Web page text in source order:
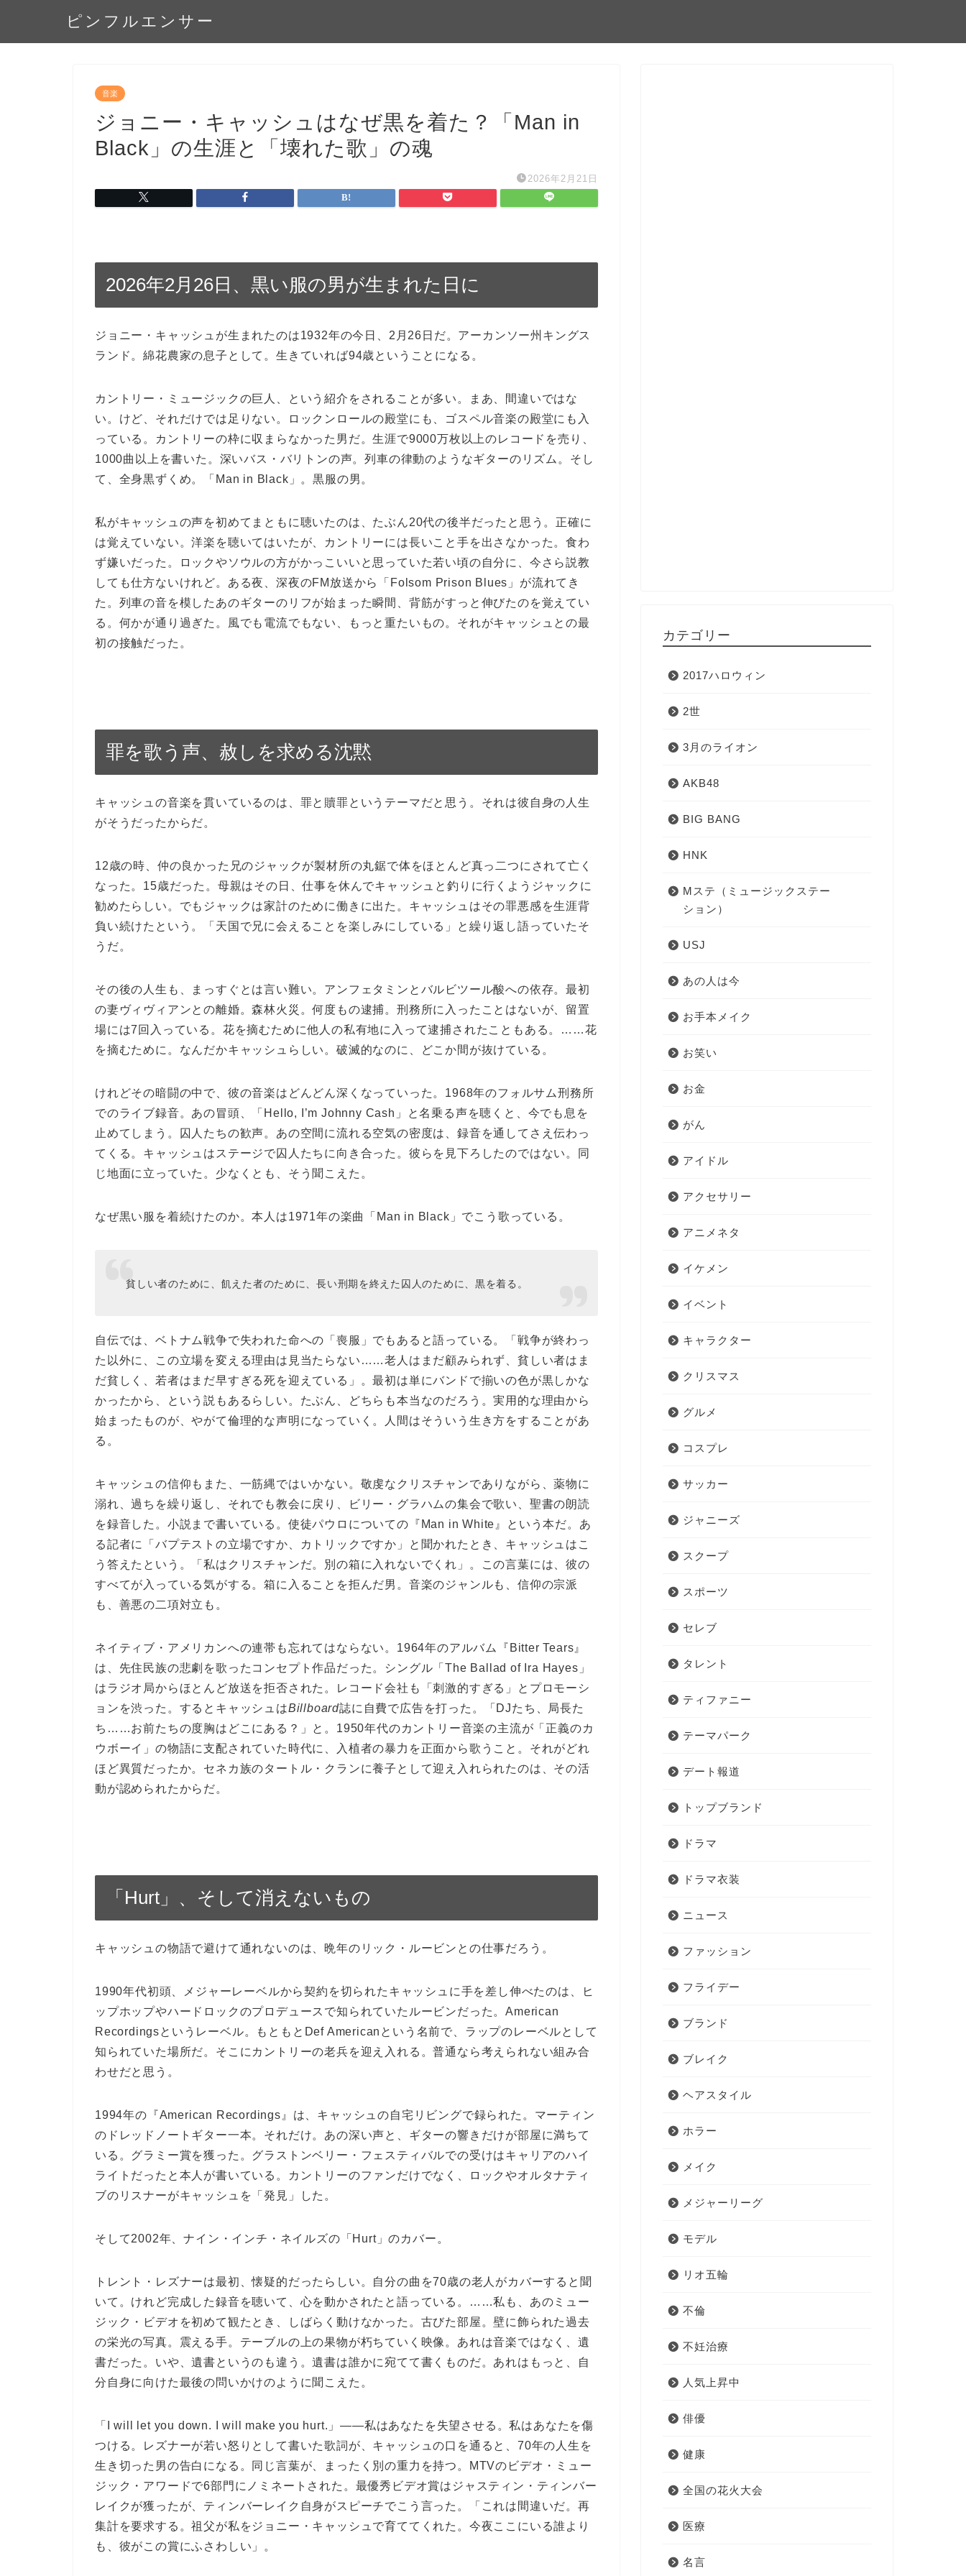
ピンフルエンサー
音楽
ジョニー・キャッシュはなぜ黒を着た？「Man in
Black」の生涯と「壊れた歌」の魂
2026年2月21日
2026年2月26日、黒い服の男が生まれた日に
ジョニー・キャッシュが生まれたのは1932年の今日、2月26日だ。アーカンソー州キングス
ランド。綿花農家の息子として。生きていれば94歳ということになる。
カントリー・ミュージックの巨人、という紹介をされることが多い。まあ、間違いではな
い。けど、それだけでは足りない。ロックンロールの殿堂にも、ゴスペル音楽の殿堂にも入
っている。カントリーの枠に収まらなかった男だ。生涯で9000万枚以上のレコードを売り、
1000曲以上を書いた。深いバス・バリトンの声。列車の律動のようなギターのリズム。そし
て、全身黒ずくめ。
「Man in Black」 。黒服の男。
私がキャッシュの声を初めてまともに聴いたのは、たぶん20代の後半だったと思う。正確に
は覚えていない。洋楽を聴いてはいたが、カントリーには長いこと手を出さなかった。食わ
ず嫌いだった。ロックやソウルの方がかっこいいと思っていた若い頃の自分に、今さら説教
しても仕方ないけれど。ある夜、深夜のFM放送から「Folsom Prison Blues」が流れてき
た。列車の音を模したあのギターのリフが始まった瞬間、背筋がすっと伸びたのを覚えてい
る。何かが通り過ぎた。風でも電流でもない、もっと重たいもの。それがキャッシュとの最
初の接触だった。
罪を歌う声、赦しを求める沈黙
キャッシュの音楽を貫いているのは、 罪と贖罪というテーマだと思う。それは彼自身の人生
がそうだったからだ。
12歳の時、仲の良かった兄のジャックが製材所の丸鋸で体をほとんど真っ二つにされて亡く
なった。15歳だった。母親はその日、仕事を休んでキャッシュと釣りに行くようジャックに
勧めたらしい。でもジャックは家計のために働きに出た。キャッシュはその罪悪感を生涯背
負い続けたという。「天国で兄に会えることを楽しみにしている」と繰り返し語っていたそ
うだ。
その後の人生も、まっすぐとは言い難い。アンフェタミンとバルビツール酸への依存。最初
の妻ヴィヴィアンとの離婚。森林火災。何度もの逮捕。刑務所に入ったことはないが、留置
場には7回入っている。花を摘むために他人の私有地に入って逮捕されたこともある。……花
を摘むために。なんだかキャッシュらしい。破滅的なのに、どこか間が抜けている。
けれどその暗闘の中で、彼の音楽はどんどん深くなっていった。1968年のフォルサム刑務所
でのライブ録音。あの冒頭、「Hello, I’m Johnny Cash」と名乗る声を聴くと、今でも息を
止めてしまう。囚人たちの歓声。あの空間に流れる空気の密度は、録音を通してさえ伝わっ
てくる。キャッシュはステージで囚人たちに向き合った。彼らを見下ろしたのではない。同
じ地面に立っていた。少なくとも、そう聞こえた。
なぜ黒い服を着続けたのか。本人は1971年の楽曲「Man in Black」でこう歌っている。
貧しい者のために、飢えた者のために、長い刑期を終えた囚人のために、黒を着る。
自伝では、ベトナム戦争で失われた命への「喪服」でもあると語っている。「戦争が終わっ
た以外に、この立場を変える理由は見当たらない……老人はまだ顧みられず、貧しい者はま
だ貧しく、若者はまだ早すぎる死を迎えている」。最初は単にバンドで揃いの色が黒しかな
かったから、という説もあるらしい。たぶん、どちらも本当なのだろう。実用的な理由から
始まったものが、やがて倫理的な声明になっていく。人間はそういう生き方をすることがあ
る。
キャッシュの信仰もまた、一筋縄ではいかない。敬虔なクリスチャンでありながら、薬物に
溺れ、過ちを繰り返し、それでも教会に戻り、ビリー・グラハムの集会で歌い、聖書の朗読
を録音した。小説まで書いている。使徒パウロについての『Man in White』という本だ。あ
る記者に「バプテストの立場ですか、カトリックですか」と聞かれたとき、キャッシュはこ
う答えたという。
「私はクリスチャンだ。別の箱に入れないでくれ」
。この言葉には、彼の
すべてが入っている気がする。箱に入ることを拒んだ男。音楽のジャンルも、信仰の宗派
も、善悪の二項対立も。
ネイティブ・アメリカンへの連帯も忘れてはならない。1964年のアルバム『Bitter Tears』
は、先住民族の悲劇を歌ったコンセプト作品だった。シングル「The Ballad of Ira Hayes」
はラジオ局からほとんど放送を拒否された。レコード会社も「刺激的すぎる」とプロモーシ
ョンを渋った。するとキャッシュはBillboard誌に自費で広告を打った。「DJたち、局長た
ち……お前たちの度胸はどこにある？」と。1950年代のカントリー音楽の主流が「正義のカ
ウボーイ」の物語に支配されていた時代に、入植者の暴力を正面から歌うこと。それがどれ
ほど異質だったか。セネカ族のタートル・クランに養子として迎え入れられたのは、その活
動が認められたからだ。
「Hurt」、そして消えないもの
キャッシュの物語で避けて通れないのは、晩年のリック・ルービンとの仕事だろう。
1990年代初頭、メジャーレーベルから契約を切られたキャッシュに手を差し伸べたのは、ヒ
ップホップやハードロックのプロデュースで知られていたルービンだった。American
Recordingsというレーベル。もともとDef Americanという名前で、ラップのレーベルとして
知られていた場所だ。そこにカントリーの老兵を迎え入れる。普通なら考えられない組み合
わせだと思う。
1994年の『American Recordings』は、キャッシュの自宅リビングで録られた。マーティン
のドレッドノートギター一本。それだけ。あの深い声と、ギターの響きだけが部屋に満ちて
いる。グラミー賞を獲った。グラストンベリー・フェスティバルでの受けはキャリアのハイ
ライトだったと本人が書いている。カントリーのファンだけでなく、ロックやオルタナティ
ブのリスナーがキャッシュを「発見」した。
そして2002年、ナイン・インチ・ネイルズの「Hurt」のカバー。
トレント・レズナーは最初、懐疑的だったらしい。自分の曲を70歳の老人がカバーすると聞
いて。けれど完成した録音を聴いて、心を動かされたと語っている。……私も、あのミュー
ジック・ビデオを初めて観たとき、しばらく動けなかった。古びた部屋。壁に飾られた過去
の栄光の写真。震える手。テーブルの上の果物が朽ちていく映像。 あれは音楽ではなく、遺
書だった。 いや、遺書というのも違う。遺書は誰かに宛てて書くものだ。あれはもっと、自
分自身に向けた最後の問いかけのように聞こえた。
「I will let you down. I will make you hurt.」——私はあなたを失望させる。私はあなたを傷
つける。レズナーが若い怒りとして書いた歌詞が、キャッシュの口を通ると、70年の人生を
生き切った男の告白になる。同じ言葉が、まったく別の重力を持つ。MTVのビデオ・ミュー
ジック・アワードで6部門にノミネートされた。最優秀ビデオ賞はジャスティン・ティンバー
レイクが獲ったが、ティンバーレイク自身がスピーチでこう言った。「これは間違いだ。再
集計を要求する。祖父が私をジョニー・キャッシュで育ててくれた。今夜ここにいる誰より
も、彼がこの賞にふさわしい」。
カテゴリー
2017ハロウィン
2世
3月のライオン
AKB48
BIG BANG
HNK
Mステ（ミュージックステー
ション）
USJ
あの人は今
お手本メイク
お笑い
お金
がん
アイドル
アクセサリー
アニメネタ
イケメン
イベント
キャラクター
クリスマス
グルメ
コスプレ
サッカー
ジャニーズ
スクープ
スポーツ
セレブ
タレント
ティファニー
テーマパーク
デート報道
トップブランド
ドラマ
ドラマ衣装
ニュース
ファッション
フライデー
ブランド
ブレイク
ヘアスタイル
ホラー
メイク
メジャーリーグ
モデル
リオ五輪
不倫
不妊治療
人気上昇中
俳優
健康
全国の花火大会
医療
名言